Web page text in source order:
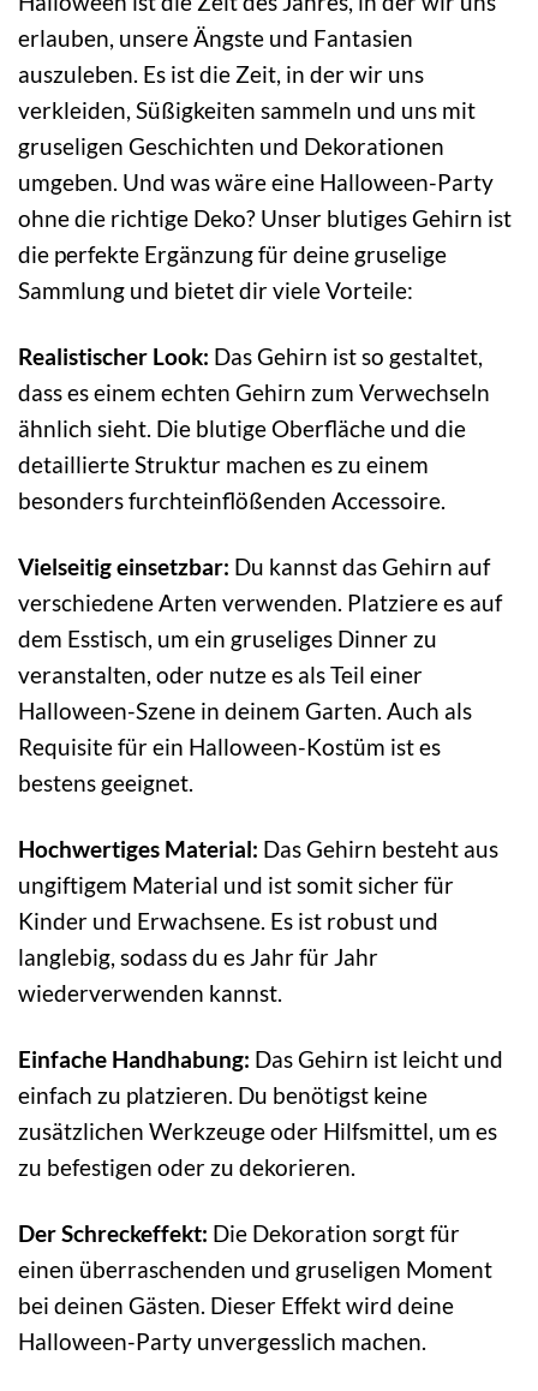
erlauben, unsere Ängste und Fantasien
auszuleben. Es ist die Zeit, in der wir uns
verkleiden, Süßigkeiten sammeln und uns mit
gruseligen Geschichten und Dekorationen
umgeben. Und was wäre eine Halloween-Party
ohne die richtige Deko? Unser blutiges Gehirn ist
die perfekte Ergänzung für deine gruselige
Sammlung und bietet dir viele Vorteile:
Realistischer Look: Das Gehirn ist so gestaltet,
dass es einem echten Gehirn zum Verwechseln
ähnlich sieht. Die blutige Oberfläche und die
detaillierte Struktur machen es zu einem
besonders furchteinflößenden Accessoire.
Vielseitig einsetzbar: Du kannst das Gehirn auf
verschiedene Arten verwenden. Platziere es auf
dem Esstisch, um ein gruseliges Dinner zu
veranstalten, oder nutze es als Teil einer
Halloween-Szene in deinem Garten. Auch als
Requisite für ein Halloween-Kostüm ist es
bestens geeignet.
Hochwertiges Material: Das Gehirn besteht aus
ungiftigem Material und ist somit sicher für
Kinder und Erwachsene. Es ist robust und
langlebig, sodass du es Jahr für Jahr
wiederverwenden kannst.
Einfache Handhabung: Das Gehirn ist leicht und
einfach zu platzieren. Du benötigst keine
zusätzlichen Werkzeuge oder Hilfsmittel, um es
zu befestigen oder zu dekorieren.
Der Schreckeffekt: Die Dekoration sorgt für
einen überraschenden und gruseligen Moment
bei deinen Gästen. Dieser Effekt wird deine
Halloween-Party unvergesslich machen.